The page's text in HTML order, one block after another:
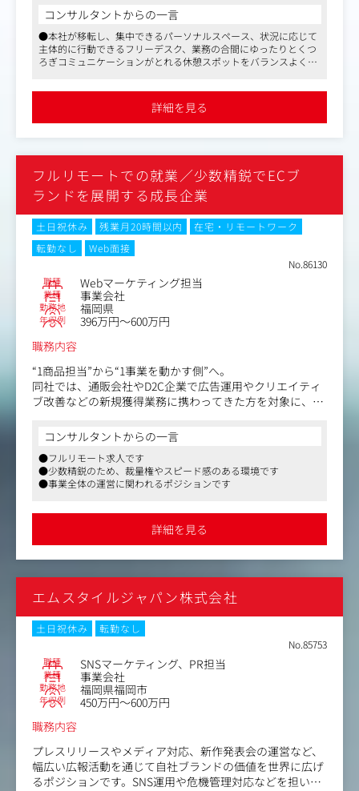
・店舗全体の売上と収支の管理、レポーティング
・売上と利益アップのための各種販促企画
・モール内の広告運用、予算・実績管理 等
・商品の在庫、各種マスタ管理
②注文や問合せ対応業務：
・出荷データの管理、物流管理
※お電話などによる直接のお客様対応はありません。定型
https://www.herb-kenko.com/career-blog/7590/
https://www.herb-kenko.com/career-blog/7641/
コンサルタントからの一言
●本社が移転し、集中できるパーソナルスペース、状況に応じて
主体的に行動できるフリーデスク、業務の合間にゆったりとくつ
ろぎコミュニケーションがとれる休憩スポットをバランスよく取
●中途入社の社員も多く、入り込みやすい環境です
●マスメディアンからの紹介実績多数です
詳細を見る
フルリモートでの就業／少数精鋭でECブ
ランドを展開する成長企業
土日祝休み 残業月20時間以内
在宅・リモートワーク
転勤なし
Web面接
No.86130
職種 Webマーケティング担当
業種 事業会社
勤務地 福岡県
年収例
396万円～600万円
職務内容
“1商品担当”から“1事業を動かす側”へ。
同社では、通販会社やD2C企業で広告運用やクリエイティ
ブ改善などの新規獲得業務に携わってきた方を対象に、将
バリバリの管理職経験は必要ありません。
むしろ歓迎したいのは、現場で数字を見ながら、
・この動画はなぜ売れたのか
・このLPはなぜCVRが上がったのか
・この訴求はなぜCPAが合ったのか
入社後は、当社が展開するD2C・EC事業の運営に携わって
・売上分析、数値管理
・広告代理店との折衝および進行管理
・広告クリエイティブの企画、改善
・インフルエンサーマーケティング施策の企画、実行
・LINE、メール等を活用したCRM施策の企画、運用
・新商品の企画立案
・販売戦略の企画、実行
・LP、動画、バナー、同梱物等の制作ディレクション
将来的には、ご本人の希望や適性に応じて、商品企画、販
売戦略、CRM、LTV改善、PL管理など、事業全体の運営に
も携わっていただきます。
「広告運用担当」「EC担当者」の枠を超え、事業づくりに
挑戦したい方を歓迎します。
コンサルタントからの一言
●フルリモート求人です
●少数精鋭のため、裁量権やスピード感のある環境です
●事業全体の運営に関われるポジションです
詳細を見る
エムスタイルジャパン株式会社
土日祝休み
転勤なし
No.85753
職種 SNSマーケティング、PR担当
業種 事業会社
勤務地 福岡県福岡市
年収例
450万円～600万円
職務内容
プレスリリースやメディア対応、新作発表会の運営など、
幅広い広報活動を通じて自社ブランドの価値を世界に広げ
るポジションです。SNS運用や危機管理対応などを担い、